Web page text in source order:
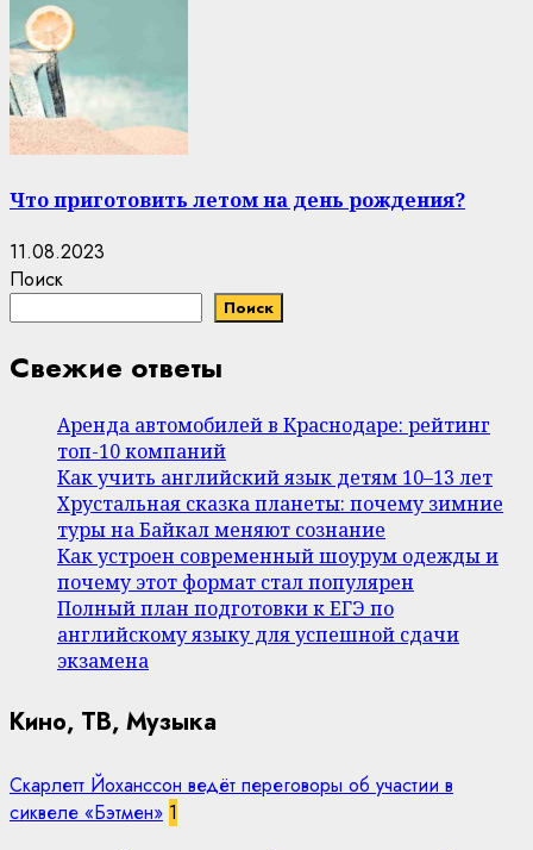
Что приготовить летом на день рождения?
11.08.2023
Поиск
Поиск
Свежие ответы
Аренда автомобилей в Краснодаре: рейтинг
топ-10 компаний
Как учить английский язык детям 10–13 лет
Хрустальная сказка планеты: почему зимние
туры на Байкал меняют сознание
Как устроен современный шоурум одежды и
почему этот формат стал популярен
Полный план подготовки к ЕГЭ по
английскому языку для успешной сдачи
экзамена
Кино, ТВ, Музыка
Скарлетт Йоханссон ведёт переговоры об участии в
сиквеле «Бэтмен» 1